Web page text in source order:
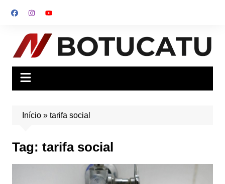
para
conteúdo
Início» tarifa social
Tag: tarifa social